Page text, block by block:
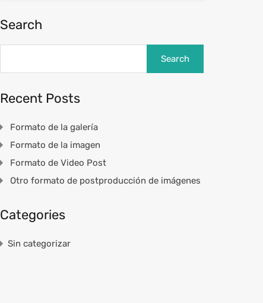
Search
Recent Posts
Formato de la galería
Formato de la imagen
Formato de Video Post
Otro formato de postproducción de imágenes
Categories
Sin categorizar